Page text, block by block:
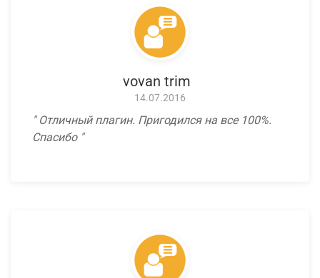
vovan trim
14.07.2016
Отличный плагин. Пригодился на все 100%.
Спасибо